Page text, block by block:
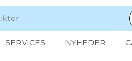
SERVICES NYHEDER